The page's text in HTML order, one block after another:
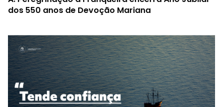
dos 550 anos de Devoção Mariana